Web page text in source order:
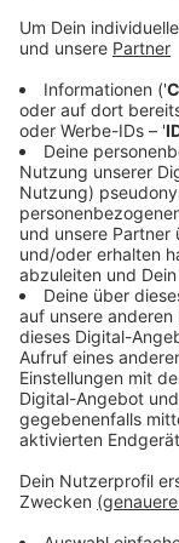
Anzeige
Für die
machen. Das
Haken: Die
dienstags,
für zwei
eine
jedem Werktag
sucht die Post
bessere
Anzeige